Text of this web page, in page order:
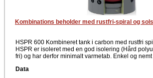
Kombinations beholder med rustfri-spiral og
HSPR 600 Kombineret tank i carbon med rustfri
HSPR er isoleret med en god isolering (Hård
fri) og har derfor minimalt varmetab. Enkel og
Data